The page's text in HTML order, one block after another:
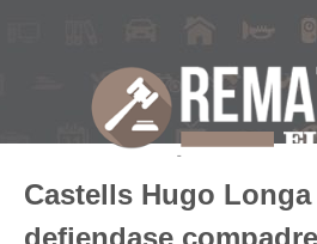
Castells Hugo Longa
defiendase